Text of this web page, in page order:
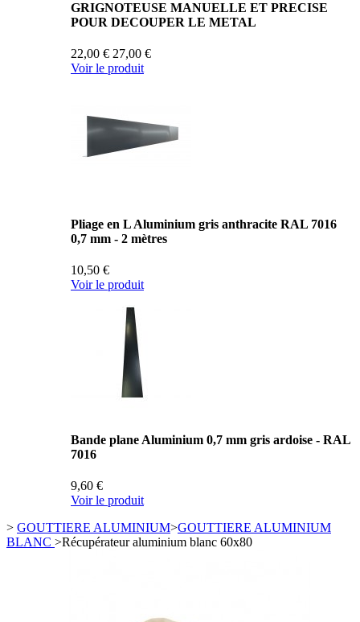
GRIGNOTEUSE MANUELLE ET PRECISE
POUR DECOUPER LE METAL
22,00 € 27,00 €
Voir le produit
Pliage en L Aluminium gris anthracite RAL 7016
0,7 mm - 2 mètres
10,50 €
Voir le produit
Bande plane Aluminium 0,7 mm gris ardoise - RAL
7016
9,60 €
Voir le produit
> GOUTTIERE ALUMINIUM>GOUTTIERE ALUMINIUM
BLANC >Récupérateur aluminium blanc 60x80